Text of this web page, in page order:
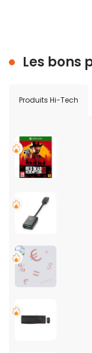
Les bons
Produits Hi-Tech